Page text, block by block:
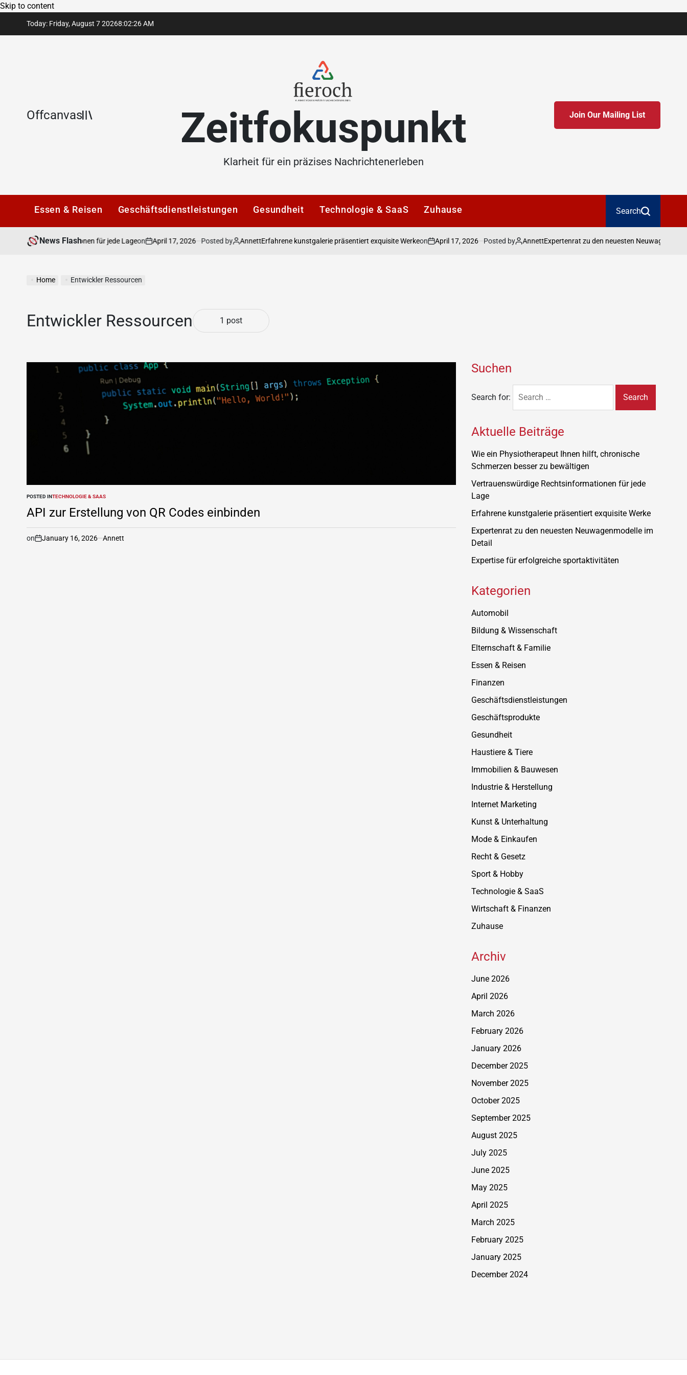
Skip to content
Today: Friday, August 7 20268:02:26AM
Offcanvas Zeitfokuspunkt
Klarheit für ein präzises Nachrichtenerleben
Join Our Mailing List
Essen & Reisen Geschäftsdienstleistungen Gesundheit Technologie & SaaS Zuhause Search
News Flash
Rechtsinformationen für jede Lage on April 17, 2026 Posted by AnnettErfahrene kunstgalerie präsentiert exquisite Werkeon April 17, 2026 Posted by AnnettExpertenrat zu den neuesten Neuwagenmodelle
Home Entwickler Ressourcen
Entwickler Ressourcen 1 post
POSTED INTECHNOLOGIE & SAAS
API zur Erstellung von QR Codes einbinden
on January 16, 2026 Annett
Suchen
Search for:
Aktuelle Beiträge
Wie ein Physiotherapeut Ihnen hilft, chronische
Schmerzen besser zu bewältigen
Vertrauenswürdige Rechtsinformationen für jede
Lage
Erfahrene kunstgalerie präsentiert exquisite Werke
Expertenrat zu den neuesten Neuwagenmodelle im
Detail
Expertise für erfolgreiche sportaktivitäten
Kategorien
Automobil
Bildung & Wissenschaft
Elternschaft & Familie
Essen & Reisen
Finanzen
Geschäftsdienstleistungen
Geschäftsprodukte
Gesundheit
Haustiere & Tiere
Immobilien & Bauwesen
Industrie & Herstellung
Internet Marketing
Kunst & Unterhaltung
Mode & Einkaufen
Recht & Gesetz
Sport & Hobby
Technologie & SaaS
Wirtschaft & Finanzen
Zuhause
Archiv
June 2026
April 2026
March 2026
February 2026
January 2026
December 2025
November 2025
October 2025
September 2025
August 2025
July 2025
June 2025
May 2025
April 2025
March 2025
February 2025
January 2025
December 2024